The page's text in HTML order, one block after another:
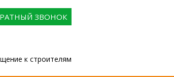
ЗВОНОК
к строителям